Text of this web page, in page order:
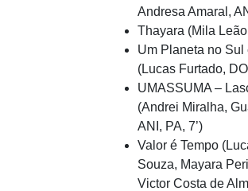
Andresa Amaral,
Thayara (Mila
Um Planeta no Sul
(Lucas Furtado,
UMASSUMA –
(Andrei Miralha,
ANI, PA, 7’)
Valor é Tempo
Souza, Mayara
Victor Costa de